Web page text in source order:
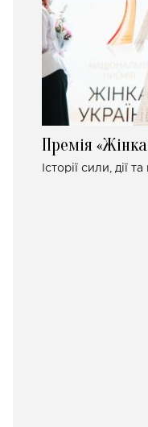
Премія
Історії сили, дії